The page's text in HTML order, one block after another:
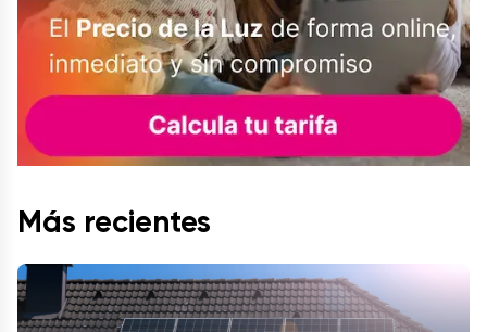
Más recientes